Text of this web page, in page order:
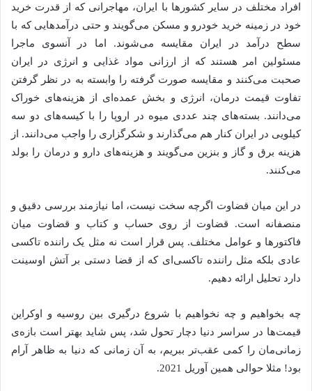
افراد مختلف در سایر کشورها با ایران، مهاجرانی که از قدرت خرید
خود در زمینه خرید خودرو و مسکن می‌گویند و حتی درآمدهایی که با
سطح درآمد در ایران مقایسه می‌شوند. اما در آنسوی ماجرا
مسئولین امر هستند که از ارزانی مواد غذایی و انرژی در ایران
صحبت می‌کنند و مقایسه صورت گرفته را وابسته به در نظر گرفتن
تفاوت قیمت درمان، انرژی و بخش عمده‌ای از هزینه‌های خوراک
می‌دانند. بسته‌های چند عددی میوه در اروپا را با کیسه‌های دو سه
کیلویی در ایران کنار هم می‌گذارند و شکرگزاری را واجب می‌دانند. از
هزینه برق و گاز و بنزین می‌گویند و هزینه‌های دارو و درمان را بولد
می‌کنند.
در این میان قضاوت اگرچه سخت نیست، اما نیازمند بررسی دقیق و
منصفانه است. قضاوت از روی حساب و کتاب و قضاوت میان
فاکتورها و عوامل مختلف. پس قرار است نه مثل یک راننده تاکسی
عادی بلکه مثل راننده تاکسی‌ای که از قضا دستی بر آتش اوسینت
دارد تحلیل ارائه دهیم.
چه بخواهیم و چه نخواهیم با شروع درگیری بین روسیه و اوکراین
قیمت‌ها در سراسر دنیا دچار تحول شد، پس شاید بهتر است بازه‌ی
زمانی‌مان را کمی عقب‌تر ببریم، به آن زمانی که دنیا به ظاهر آرام
بود! مثلا حوالی همین آوریل 2021.